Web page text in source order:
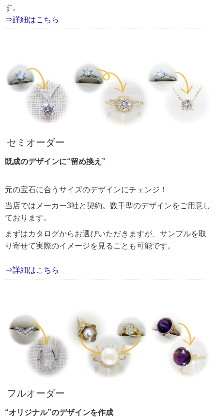
す。
⇒詳細はこちら
セミオーダー
既成のデザインに“留め換え”
元の宝石に合うサイズのデザインにチェンジ！
当店ではメーカー3社と契約。数千型のデザインをご用意し
ております。
まずはカタログからお選びいただきますが、サンプルを取
り寄せて実際のイメージを見ることも可能です。
⇒詳細はこちら
フルオーダー
“オリジナル”のデザインを作成